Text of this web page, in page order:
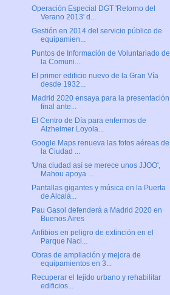
Operación Especial DGT 'Retorno del
Verano 2013' d...
Gestión en 2014 del servicio público de
equipamien...
Puntos de Información de Voluntariado de
la Comuni...
El primer edificio nuevo de la Gran Vía
desde 1932...
Madrid 2020 ensaya para la presentación
final ante...
El Centro de Día para enfermos de
Alzheimer Loyola...
Google Maps renueva las fotos aéreas de
la Ciudad ...
'Una ciudad así se merece unos JJOO',
Mahou apoya ...
Pantallas gigantes y música en la Puerta
de Alcalá...
Pau Gasol defenderá a Madrid 2020 en
Buenos Aires
Anfibios en peligro de extinción en el
Parque Naci...
Obras de ampliación y mejora de
equipamientos en 3...
Recuperar el tejido urbano y rehabilitar
edificios...